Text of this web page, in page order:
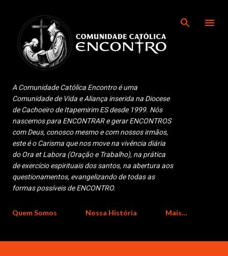
A Comunidade Católica Encontro é uma
Comunidade de Vida e Aliança inserida na Diocese
de Cachoeiro de Itapemirim ES desde 1999. Nós
nascemos para ENCONTRAR e gerar ENCONTROS
com Deus, conosco mesmo e com nossos irmãos,
este é o Carisma que nos move na vivência diária
do Ora et Labora (Oração e Trabalho), na prática
de exercício espirituais dos santos, na abertura aos
questionamentos, evangelizando de todas as
formas possíveis de ENCONTRO.
Quem Somos Nossa História Mais…